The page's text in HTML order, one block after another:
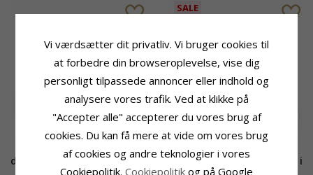
diamant solitaireørestikker i
SALE
2 x 0,10 ct lab grown
diamant solitaireørestikker i
Vi værdsætter dit privatliv. Vi bruger cookies til
at forbedre din browseroplevelse, vise dig
personligt tilpassede annoncer eller indhold og
analysere vores trafik. Ved at klikke på
"Accepter alle" accepterer du vores brug af
cookies. Du kan få mere at vide om vores brug
af cookies og andre teknologier i vores
Cookiepolitik. Cookiepolitik og på Google